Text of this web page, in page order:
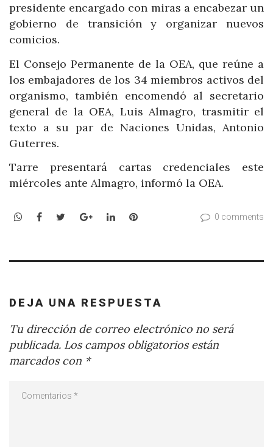
presidente encargado con miras a encabezar un
gobierno de transición y organizar nuevos
comicios.
El Consejo Permanente de la OEA, que reúne a
los embajadores de los 34 miembros activos del
organismo, también encomendó al secretario
general de la OEA, Luis Almagro, trasmitir el
texto a su par de Naciones Unidas, Antonio
Guterres.
Tarre presentará cartas credenciales este
miércoles ante Almagro, informó la OEA.
WhatsApp
Facebook
TwitterGoogle+LinkedInPinterest 0 comments
DEJA UNA RESPUESTA
Tu dirección de correo electrónico no será
publicada. Los campos obligatorios están
marcados con *